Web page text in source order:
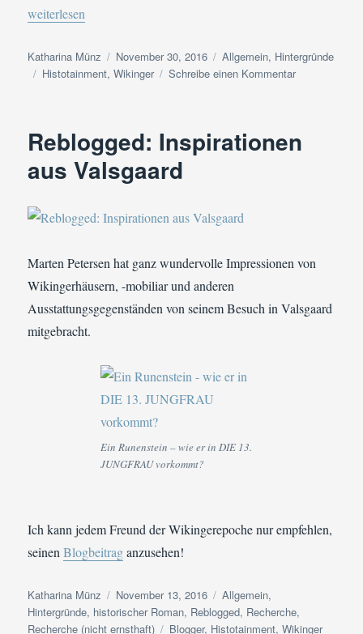
„Aus dem Fundus der Autorin: Zauberstäbe – oder War Harry
weiterlesen
Autor
Katharina Münz
Veröffentlicht
am
November 30, 2016 Kategorien
Allgemein, Hintergründe
Schlagwörter
Histotainment,Wikinger Schreibe einen Kommentarzu
der
Potter
ein
Reblogged: Inspirationen
aus Valsgaard
Marten Petersen hat ganz wundervolle Impressionen von
Wikingerhäusern, -mobiliar und anderen
Ausstattungsgegenständen von seinem Besuch in Valsgaard
mitgebracht.
Ein Runenstein – wie er in DIE 13.
JUNGFRAU vorkommt?
Ich kann jedem Freund der Wikingerepoche nur empfehlen,
seinenBlogbeitraganzusehen!
Autor
Katharina Münz
Veröffentlicht
am
November 13, 2016 Kategorien
Allgemein,
Hintergründe, historischer Roman, Reblogged, Recherche,
Recherche (nicht ernsthaft)
Schlagwörter
Blogger, Histotainment,Wikinger